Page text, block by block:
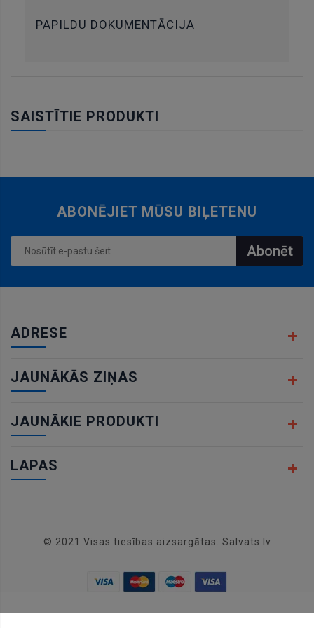
PAPILDU DOKUMENTĀCIJA
SAISTĪTIE PRODUKTI
ABONĒJIET MŪSU BIĻETENU
Abonēt
ADRESE
JAUNĀKĀS ZIŅAS
JAUNĀKIE PRODUKTI
LAPAS
© 2021 Visas tiesības aizsargātas. Salvats.lv